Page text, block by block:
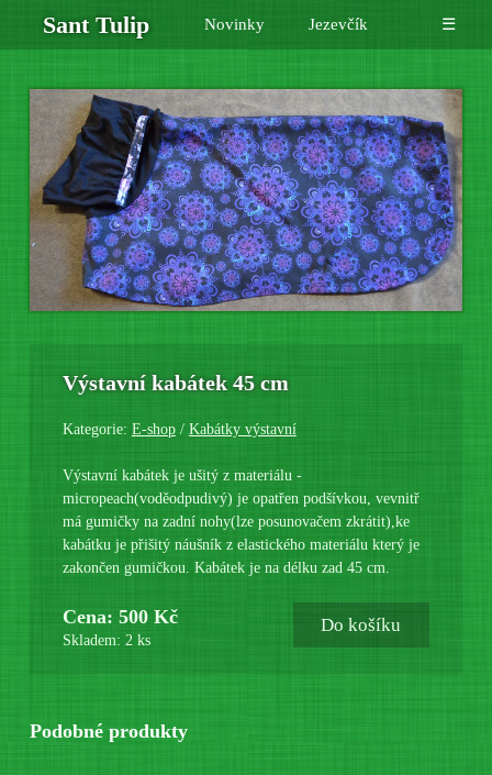
Sant Tulip Novinky Jezevčík ☰
Výstavní kabátek 45 cm
Kategorie: E-shop/ Kabátky výstavní
Výstavní kabátek je ušitý z materiálu -
micropeach(voděodpudivý) je opatřen podšívkou, vevnitř
má gumičky na zadní nohy(lze posunovačem zkrátit),ke
kabátku je přišitý náušník z elastického materiálu který je
zakončen gumičkou. Kabátek je na délku zad 45 cm.
Cena: 500 Kč
Skladem: 2 ks
Do košíku
Podobné produkty